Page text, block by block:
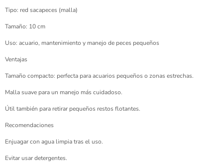
Tipo: red sacapeces (malla)
Tamaño: 10 cm
Uso: acuario, mantenimiento y manejo de peces pequeños
Ventajas
Tamaño compacto: perfecta para acuarios pequeños o zonas estrechas.
Malla suave para un manejo más cuidadoso.
Útil también para retirar pequeños restos flotantes.
Recomendaciones
Enjuagar con agua limpia tras el uso.
Evitar usar detergentes.